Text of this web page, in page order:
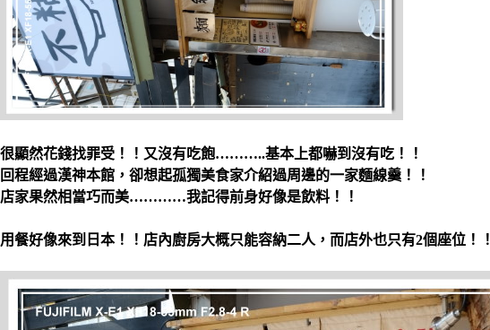
很顯然花錢找罪受！！又沒有吃飽………..基本上都嚇到沒有吃！！
回程經過漢神本館，卻想起孤獨美食家介紹過周邊的一家麵線羹！！
店家果然相當巧而美…………我記得前身好像是飲料！！
用餐好像來到日本！！店內廚房大概只能容納二人，而店外也只有2個座位！！